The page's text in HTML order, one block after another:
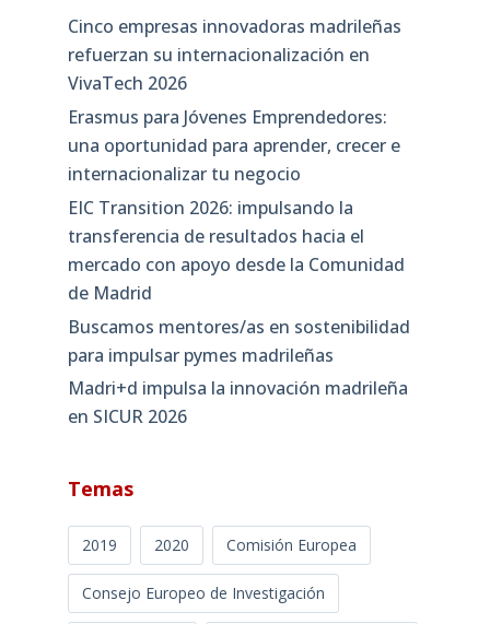
Cinco empresas innovadoras madrileñas
refuerzan su internacionalización en
VivaTech 2026
Erasmus para Jóvenes Emprendedores:
una oportunidad para aprender, crecer e
internacionalizar tu negocio
EIC Transition 2026: impulsando la
transferencia de resultados hacia el
mercado con apoyo desde la Comunidad
de Madrid
Buscamos mentores/as en sostenibilidad
para impulsar pymes madrileñas
Madri+d impulsa la innovación madrileña
en SICUR 2026
Temas
2019 2020 Comisión Europea
Consejo Europeo de Investigación